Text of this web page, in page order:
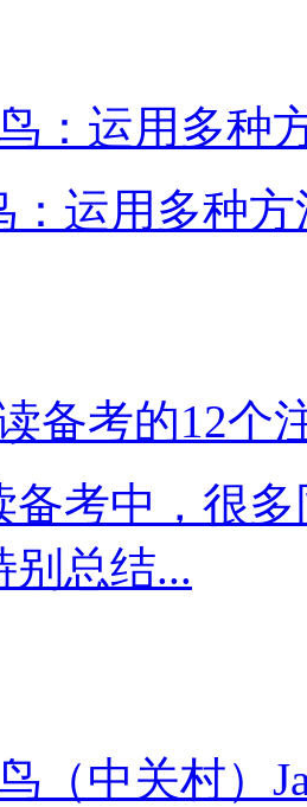
：运用多种
：运用多种
备考的12个
备考中，很
别总结...
（中关村）